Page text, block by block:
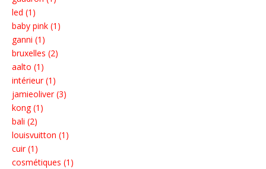
led (1)
baby pink (1)
ganni (1)
bruxelles (2)
aalto (1)
intérieur (1)
jamieoliver (3)
kong (1)
bali (2)
louisvuitton (1)
cuir (1)
cosmétiques (1)